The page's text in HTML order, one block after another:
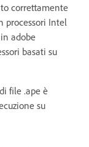
correttamente
processori Intel
adobe
basati su
file .ape è
su